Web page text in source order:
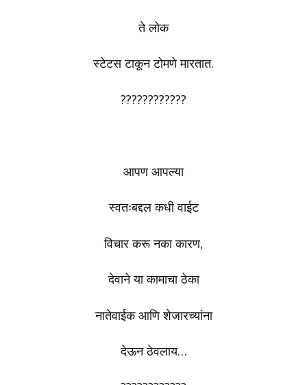
ते लोक
स्टेटस टाकून टोमणे मारतात.
????????????
आपण आपल्या
स्वतःबद्दल कधी वाईट
विचार करू नका कारण,
देवाने या कामाचा ठेका
नातेवाईक आणि शेजारच्यांना
देऊन ठेवलाय…